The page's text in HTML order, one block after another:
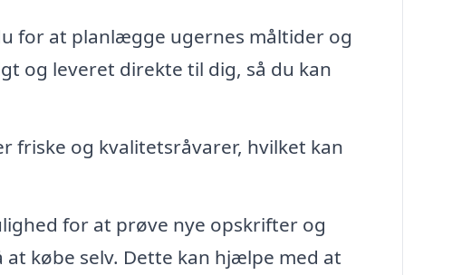
for at planlægge ugernes måltider og
og leveret direkte til dig, så du kan
friske og kvalitetsråvarer, hvilket kan
for at prøve nye opskrifter og
købe selv. Dette kan hjælpe med at